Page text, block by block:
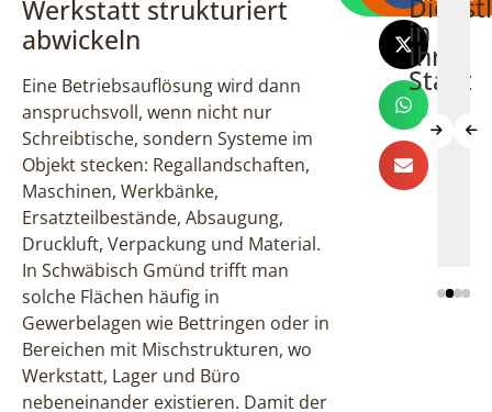
Werkstatt strukturiert
abwickeln
Eine Betriebsauflösung wird dann
anspruchsvoll, wenn nicht nur
Schreibtische, sondern Systeme im
Objekt stecken: Regallandschaften,
Maschinen, Werkbänke,
Ersatzteilbestände, Absaugung,
Druckluft, Verpackung und Material.
In Schwäbisch Gmünd trifft man
solche Flächen häufig in
Gewerbelagen wie Bettringen oder in
Bereichen mit Mischstrukturen, wo
Werkstatt, Lager und Büro
nebeneinander existieren. Damit der
in
Ihrer
Stadt
SchwäbischSchwäbisch
Gmünd
Mehr
Gmünd